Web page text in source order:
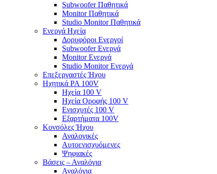
Subwoofer Παθητικά
Monitor Παθητικά
Studio Monitor Παθητικά
Ενεργά Ηχεία
Δορυφόροι Ενεργοί
Subwoofer Ενεργά
Monitor Ενεργά
Studio Monitor Ενεργά
Επεξεργαστές Ήχου
Ηχητικά PA 100V
Ηχεία 100 V
Ηχεία Οροφής 100 V
Ενισχυτές 100 V
Εξαρτήματα 100V
Κονσόλες Ήχου
Αναλογικές
Αυτοενισχυόμενες
Ψηφιακές
Βάσεις – Αναλόγια
Αναλόγια